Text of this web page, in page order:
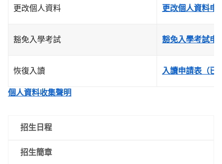
更改個人資料 更改個人資料申
豁免入學考試 豁免入學考試申
恢復入讀 入讀申請表（已
個人資料收集聲明
招生日程
招生簡章